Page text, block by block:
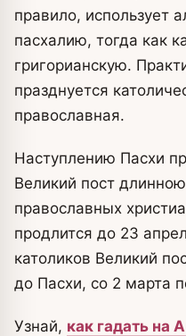
правило, использует
пасхалию, тогда как
григорианскую.
празднуется
православная.
Наступлению Пасхи
Великий пост
православных
продлится до 23
католиков Великий
до Пасхи, со 2 марта
Узнай, как гадать на